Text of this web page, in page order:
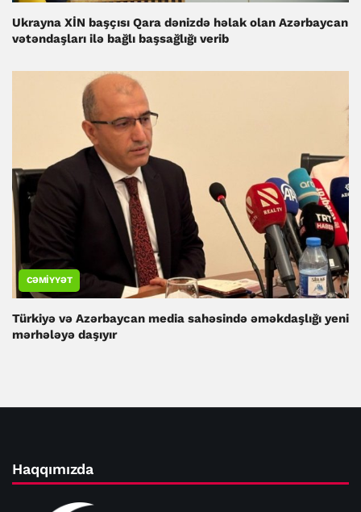
Ukrayna XİN başçısı Qara dənizdə həlak olan Azərbaycan
vətəndaşları ilə bağlı başsağlığı verib
CƏMIYYƏT
Türkiyə və Azərbaycan media sahəsində əməkdaşlığı yeni
mərhələyə daşıyır
Haqqımızda